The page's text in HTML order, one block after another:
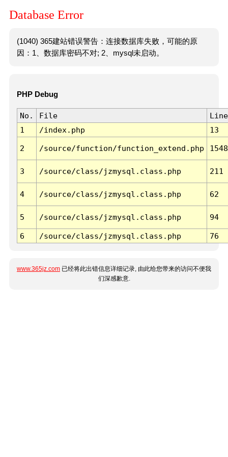
Database Error
(1040) 365建站错误警告：连接数据库失败，可能的原
因：1、数据库密码不对; 2、mysql未启动。
PHP Debug
No. File
Line
1
/index.php 13
2 /source/function/function_extend.php 1548
3 /source/class/jzmysql.class.php 211
4 /source/class/jzmysql.class.php 62
5 /source/class/jzmysql.class.php 94
6 /source/class/jzmysql.class.php 76
www.365jz.com 已经将此出错信息详细记录, 由此给您带来的访问不便我
们深感歉意.